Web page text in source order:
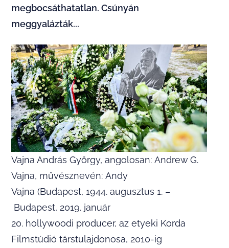
megbocsáthatatlan. Csúnyán
meggyalázták...
Vajna András György, angolosan: Andrew G.
Vajna, művésznevén: Andy
Vajna (Budapest, 1944. augusztus 1. –
Budapest, 2019. január
20. hollywoodi producer, az etyeki Korda
Filmstúdió társtulajdonosa, 2010-ig